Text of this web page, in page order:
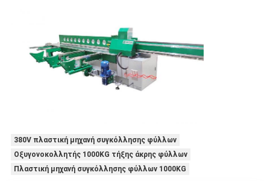
380V πλαστική μηχανή συγκόλλησης φύλλων
Οξυγονοκολλητής 1000KG τήξης άκρης φύλλων
Πλαστική μηχανή συγκόλλησης φύλλων 1000KG